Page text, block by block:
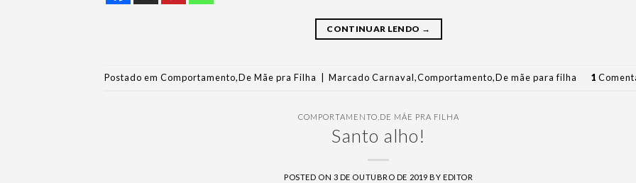
CONTINUAR LENDO →
Postado em Comportamento,De Mãe pra Filha Marcado Carnaval,Comportamento,De mãe para filha 1
COMPORTAMENTO DE MÃE PRA FILHA
Santo alho!
POSTED ON 3 DE OUTUBRO DE 2019 BYEDITOR